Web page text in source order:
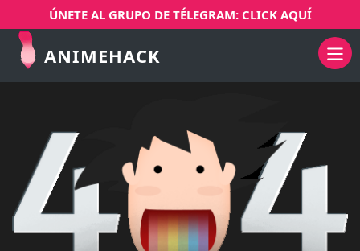
ÚNETE AL GRUPO DE TÉLEGRAM: CLICK AQUÍ
ANIMEHACK